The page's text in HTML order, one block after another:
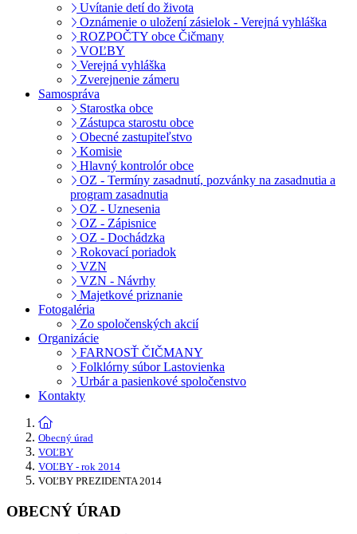
Uvítanie detí do života
Oznámenie o uložení zásielok - Verejná vyhláška
ROZPOČTY obce Čičmany
VOĽBY
Verejná vyhláška
Zverejnenie zámeru
Samospráva
Starostka obce
Zástupca starostu obce
Obecné zastupiteľstvo
Komisie
Hlavný kontrolór obce
OZ - Termíny zasadnutí, pozvánky na zasadnutia a
program zasadnutia
OZ - Uznesenia
OZ - Zápisnice
OZ - Dochádzka
Rokovací poriadok
VZN
VZN - Návrhy
Majetkové priznanie
Fotogaléria
Zo spoločenských akcií
Organizácie
FARNOSŤ ČIČMANY
Folklórny súbor Lastovienka
Urbár a pasienkové spoločenstvo
Kontakty
Obecný úrad
VOĽBY
VOĽBY - rok 2014
VOĽBY PREZIDENTA 2014
OBECNÝ ÚRAD